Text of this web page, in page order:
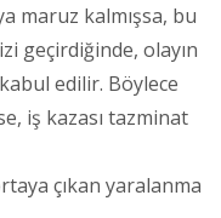
maruz kalmışsa, bu
geçirdiğinde, olayın
edilir. Böylece
iş kazası tazminat
çıkan yaralanma